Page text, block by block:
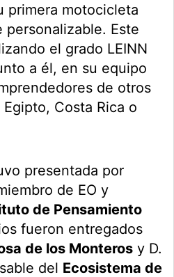
primera motocicleta
Este
el grado LEINN
a él, en su equipo
de otros
Costa Rica o
presentada por
de EO y
de Pensamiento
fueron entregados
de los Monteros y D.
del Ecosistema de